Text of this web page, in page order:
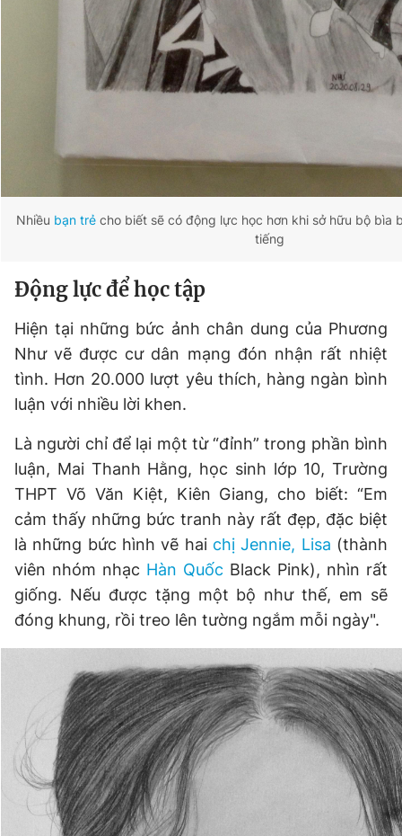
Nhiều bạn trẻcho biết sẽ có động lực học hơn khi sở hữu bộ bìa
tiếng
Động lực để học tập
Hiện tại những bức ảnh chân dung của Phương
Như vẽ được cư dân mạng đón nhận rất nhiệt
tình. Hơn 20.000 lượt yêu thích, hàng ngàn bình
luận với nhiều lời khen.
Là người chỉ để lại một từ “đỉnh” trong phần bình
luận, Mai Thanh Hằng, học sinh lớp 10, Trường
THPT Võ Văn Kiệt, Kiên Giang, cho biết: “Em
cảm thấy những bức tranh này rất đẹp, đặc biệt
là những bức hình vẽ hai chị Jennie, Lisa (thành
viên nhóm nhạc Hàn Quốc Black Pink), nhìn rất
giống. Nếu được tặng một bộ như thế, em sẽ
đóng khung, rồi treo lên tường ngắm mỗi ngày".